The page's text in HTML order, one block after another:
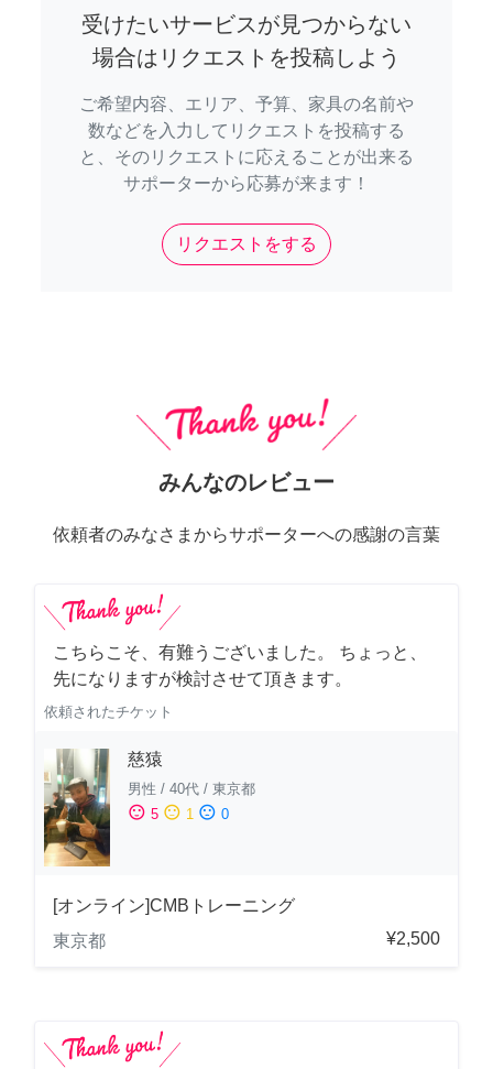
受けたいサービスが見つからない
場合はリクエストを投稿しよう
ご希望内容、エリア、予算、家具の名前や
数などを入力してリクエストを投稿する
と、そのリクエストに応えることが出来る
サポーターから応募が来ます！
リクエストをする
みんなのレビュー
依頼者のみなさまからサポーターへの感謝の言葉
こちらこそ、有難うございました。 ちょっと、
先になりますが検討させて頂きます。
依頼されたチケット
慈猿
男性 / 40代 / 東京都
sentiment_satisfied 5 sentiment_neutral 1 sentiment_dissatisfied 0
[オンライン]CMBトレーニング
東京都
¥2,500